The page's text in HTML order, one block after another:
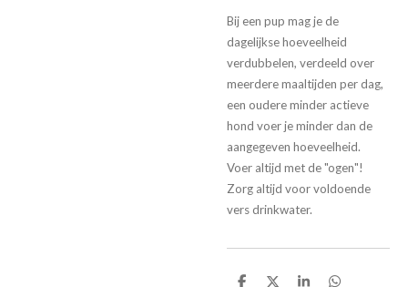
Bij een pup mag je de
dagelijkse hoeveelheid
verdubbelen, verdeeld over
meerdere maaltijden per dag,
een oudere minder actieve
hond voer je minder dan de
aangegeven hoeveelheid.
Voer altijd met de "ogen"!
Zorg altijd voor voldoende
vers drinkwater.